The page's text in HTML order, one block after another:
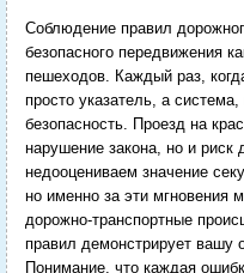
Соблюдение правил
безопасного передвижения
пешеходов. Каждый раз,
просто указатель, а
безопасность. Проезд на
нарушение закона, но и
недооцениваем значение
но именно за эти мгновения
дорожно-транспортные
правил демонстрирует вашу
Понимание, что каждая